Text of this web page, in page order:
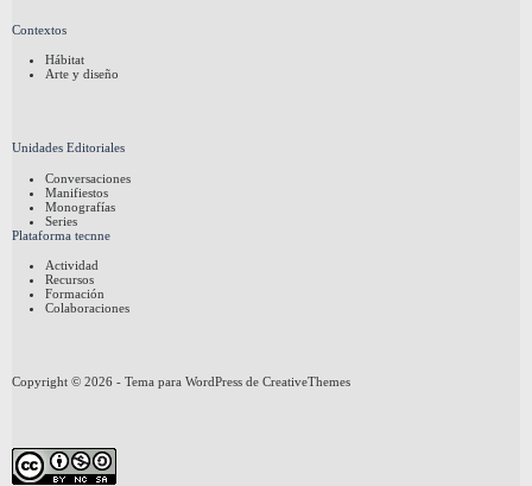
Contextos
Hábitat
Arte y diseño
Unidades Editoriales
Conversaciones
Manifiestos
Monografías
Series
Plataforma tecnne
Actividad
Recursos
Formación
Colaboraciones
Copyright © 2026 - Tema para WordPress de CreativeThemes